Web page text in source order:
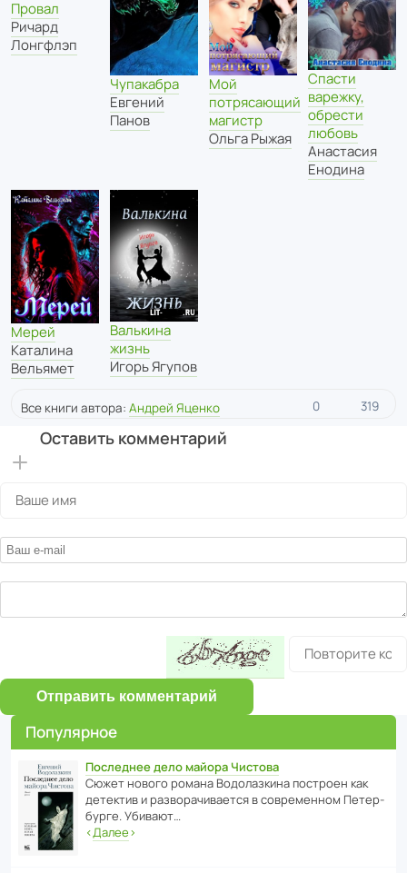
Провал
Ричард
Лонгфлэп
Чупакабра
Евгений
Панов
Мой
потрясающий
магистр
Ольга Рыжая
Спасти
варежку,
обрести
любовь
Анастасия
Енодина
Мерей
Каталина
Вельямет
Валькина
жизнь
Игорь Ягупов
Все книги автора: Андрей Яценко 0 319
Оставить комментарий
Отправить комментарий
Популярное
Последнее дело майора Чистова
Сюжет нового романа Водо­ла­з­кина пост­роен как
дете­ктив и разво­ра­чи­ва­ется в совре­менном Пете­р­
бурге. Убивают…
‹Далее›